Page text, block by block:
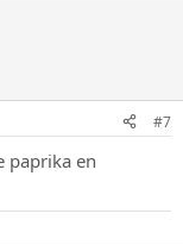
#7
paprika en